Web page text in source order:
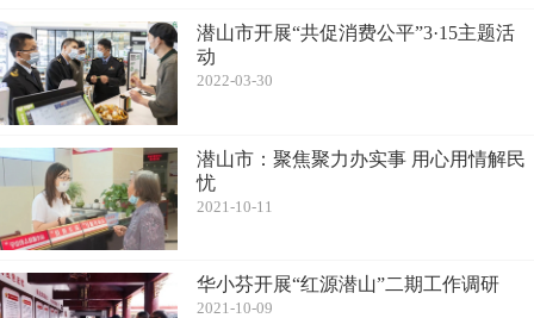
潜山市开展“共促消费公平”3·15主题活
动
2022-03-30
潜山市：聚焦聚力办实事 用心用情解民
忧
2021-10-11
华小芬开展“红源潜山”二期工作调研
2021-10-09